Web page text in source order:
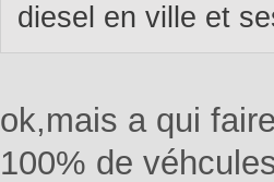
diesel en ville et
ok,mais a qui
100% de